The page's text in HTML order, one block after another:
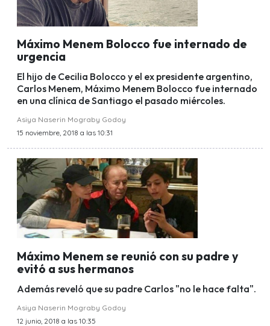
Máximo Menem Bolocco fue internado de
urgencia
El hijo de Cecilia Bolocco y el ex presidente argentino,
Carlos Menem, Máximo Menem Bolocco fue internado
en una clínica de Santiago el pasado miércoles.
Asiya Naserin Mograby Godoy
15 noviembre, 2018 a las 10:31
Máximo Menem se reunió con su padre y
evitó a sus hermanos
Además reveló que su padre Carlos "no le hace falta".
Asiya Naserin Mograby Godoy
12 junio, 2018 a las 10:35